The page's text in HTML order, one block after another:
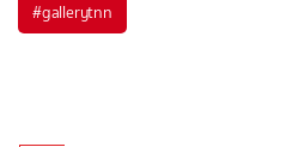
#gallerytnn